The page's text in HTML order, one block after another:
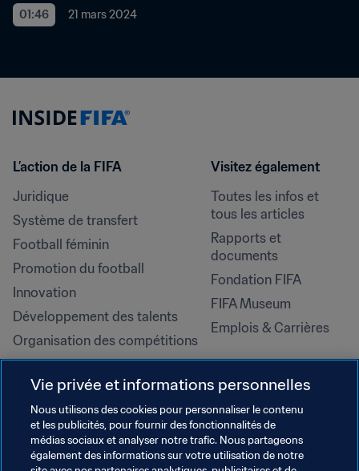
01:46 21 mars 2024
L’action de la FIFA
Juridique
Système de transfert
Football féminin
Promotion du football
Innovation
Développement des talents
Organisation des compétitions
Développement durable
Droits de l'homme et lutte contre
la discrimination
Santé et médical
Initiatives en matière de
Visitez également
Toutes les infos et
tous les articles
Rapports et
documents
Fondation FIFA
FIFA Museum
Emplois & Carrières
Vie privée et informations personnelles
Nous utilisons des cookies pour personnaliser le contenu
et les publicités, pour fournir des fonctionnalités de
médias sociaux et analyser notre trafic. Nous partageons
également des informations sur votre utilisation de notre